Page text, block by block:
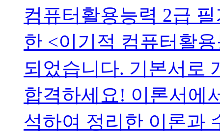
컴퓨터활용능력 2급
한 <이기적 컴퓨터활
되었습니다. 기본서로
합격하세요! 이론서에
석하여 정리한 이론과